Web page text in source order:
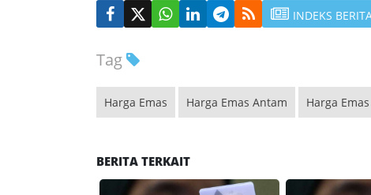
INDEKS
Tag
Harga Emas Harga Emas Antam Harga
BERITA TERKAIT